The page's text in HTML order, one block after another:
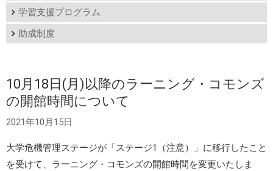
学習支援プログラム
助成制度
10月18日(月)以降のラーニング・コモンズ
の開館時間について
2021年10月15日
大学危機管理ステージが「ステージ1（注意）」に移行したこと
を受けて、ラーニング・コモンズの開館時間を変更いたしま